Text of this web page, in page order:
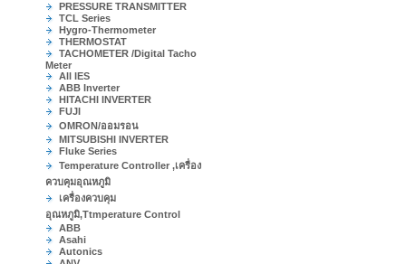
PRESSURE TRANSMITTER
TCL Series
Hygro-Thermometer
THERMOSTAT
TACHOMETER /Digital Tacho
Meter
All IES
ABB Inverter
HITACHI INVERTER
FUJI
OMRON/ออมรอน
MITSUBISHI INVERTER
Fluke Series
Temperature Controller ,เครื่อง
ควบคุมอุณหภูมิ
เครื่องควบคุม
อุณหภูมิ,Ttmperature Control
ABB
Asahi
Autonics